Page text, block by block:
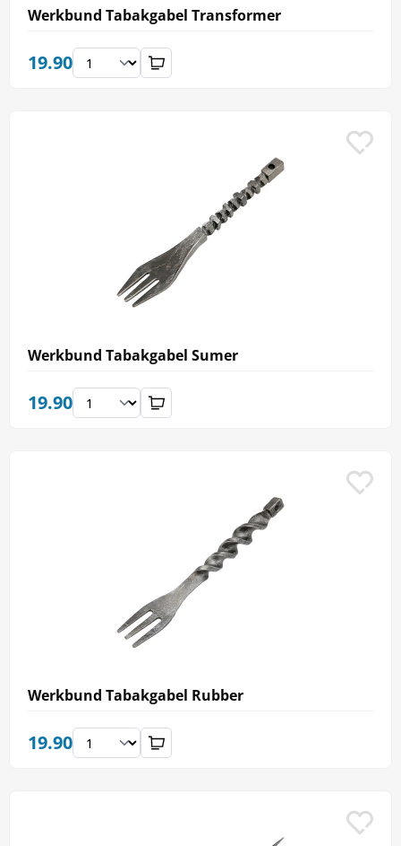
Werkbund Tabakgabel Transformer
19.90
Werkbund Tabakgabel Sumer
19.90
Werkbund Tabakgabel Rubber
19.90